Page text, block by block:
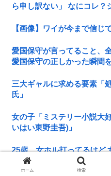
ら申し訳ない」 なにコレ？
【画像】ワイが今まで信じ
愛国保守が言ってること、
愛国保守の正しかった瞬間
三大ギャルに求める要素「
氏」
女の子「ミステリー小説大
いはい東野圭吾)」
25歳、女ホル打ってるけど
くなりそう どうしてこうな
ホーム 検索